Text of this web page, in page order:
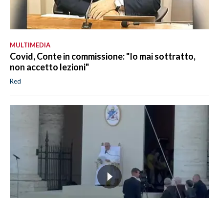
MULTIMEDIA
Covid, Conte in commissione: "Io mai sottratto,
non accetto lezioni"
Red